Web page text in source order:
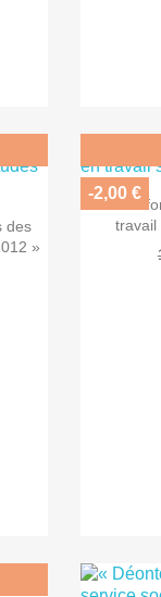
des
»
« De la
travail
-2,00 €